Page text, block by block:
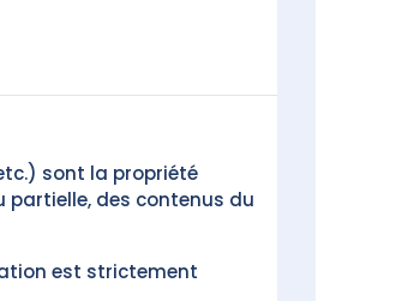
sont la propriété
partielle, des contenus du
est strictement